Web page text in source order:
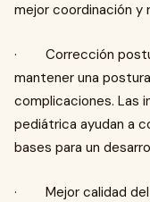
mejor coordinación y
· Corrección
mantener una
complicaciones. Las
pediátrica ayudan a
bases para un
· Mejor calidad del